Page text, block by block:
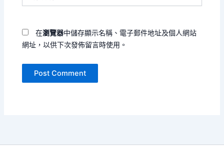
在瀏覽器中儲存顯示名稱、電子郵件地址及個人網站
網址，以供下次發佈留言時使用。